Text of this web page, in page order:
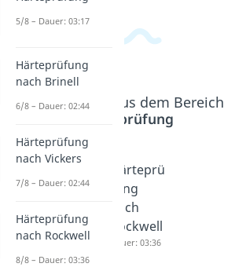
Beliebte Inhalte aus dem Bereich
Werkstoffprüfung
fung
Brinell
Dauer: 02:44
fung
Vickers
Dauer: 02:44
Härteprü
fung
nach
Rockwell
Dauer: 03:36
5/8 – Dauer: 03:17
Härteprüfung
nach Brinell
6/8 – Dauer: 02:44
Härteprüfung
nach Vickers
7/8 – Dauer: 02:44
Härteprüfung
nach Rockwell
8/8 – Dauer: 03:36